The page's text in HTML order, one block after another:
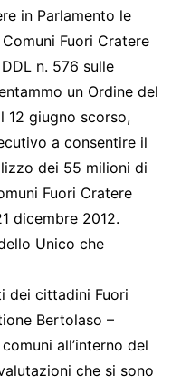
in Parlamento le
Fuori Cratere
n. 576 sulle
un Ordine del
12 giugno scorso,
a consentire il
dei 55 milioni di
Fuori Cratere
dicembre 2012.
Unico che
dei cittadini Fuori
Bertolaso –
all’interno del
che si sono